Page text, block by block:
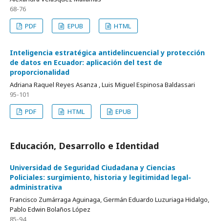
68-76
PDF
EPUB HTML
Inteligencia estratégica antidelincuencial y protección
de datos en Ecuador: aplicación del test de
proporcionalidad
Adriana Raquel Reyes Asanza , Luis Miguel Espinosa Baldassari
95-101
PDF
HTML EPUB
Educación, Desarrollo e Identidad
Universidad de Seguridad Ciudadana y Ciencias
Policiales: surgimiento, historia y legitimidad legal-
administrativa
Francisco Zumárraga Aguinaga, Germán Eduardo Luzuriaga Hidalgo,
Pablo Edwin Bolaños López
85-94